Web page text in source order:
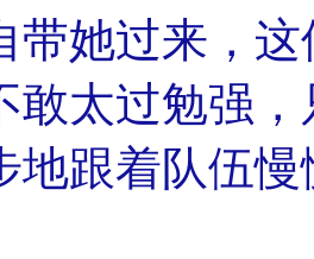
她过来，这
敢太过勉强
地跟着队伍